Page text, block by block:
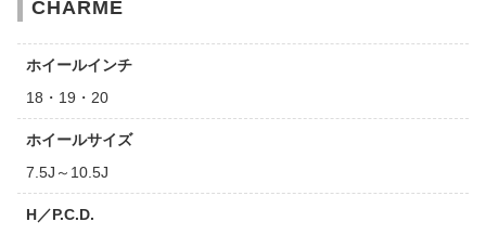
CHARME
ホイールインチ
18・19・20
ホイールサイズ
7.5J～10.5J
H／P.C.D.